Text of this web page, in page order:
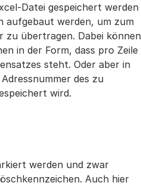
Datei gespeichert werden
aufgebaut werden, um zum
zu übertragen. Dabei können
in der Form, dass pro Zeile
steht. Oder aber in
des zu
wird.
werden und zwar
Auch hier